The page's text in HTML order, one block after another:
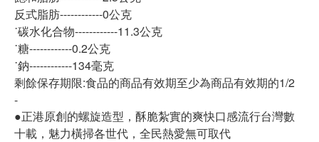
反式脂肪------------0公克
˙碳水化合物------------11.3公克
˙糖------------0.2公克
˙鈉------------134毫克
剩餘保存期限:食品的商品有效期至少為商品有效期的1/2
-
●正港原創的螺旋造型，酥脆紮實的爽快口感流行台灣數
十載，魅力橫掃各世代，全民熱愛無可取代